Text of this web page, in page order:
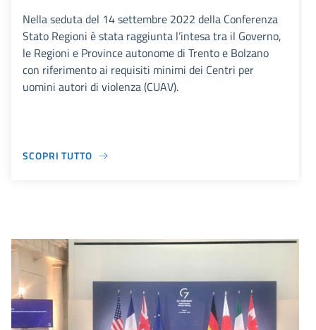
Nella seduta del 14 settembre 2022 della Conferenza
Stato Regioni è stata raggiunta l’intesa tra il Governo,
le Regioni e Province autonome di Trento e Bolzano
con riferimento ai requisiti minimi dei Centri per
uomini autori di violenza (CUAV).
SCOPRI TUTTO